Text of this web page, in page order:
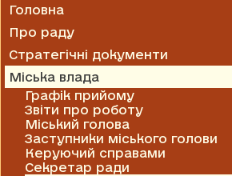
Головна
Про раду
Стратегічні документи
Міська влада
Графік прийому
Звіти про роботу
Міський голова
Заступники міського голови
Керуючий справами
Секретар ради